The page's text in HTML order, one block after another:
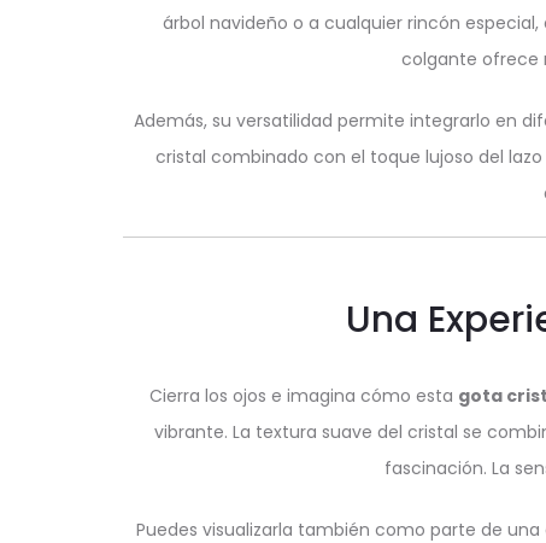
árbol navideño o a cualquier rincón
colgante ofrece
Además, su versatilidad permite integrarlo en
cristal combinado con el toque lujoso del
Una
Cierra los ojos e imagina cómo esta gota
vibrante. La textura suave del cristal se
fascinación. La
Puedes visualizarla también como parte de